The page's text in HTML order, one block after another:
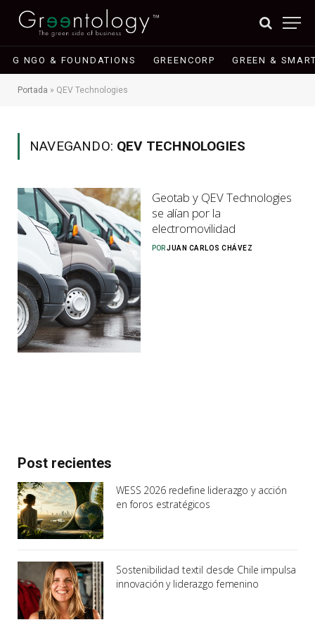
G NGO & FOUNDATIONS GREENCORP GREEN &
Portada » QEV Technologies
NAVEGANDO: QEV TECHNOLOGIES
Geotab y QEV Technologies
se alían por la
electromovilidad
PORJUAN CARLOS CHÁVEZ
Post recientes
WESS 2026 redefine liderazgo y acción
en foros estratégicos
Sostenibilidad textil desde Chile impulsa
innovación y liderazgo femenino